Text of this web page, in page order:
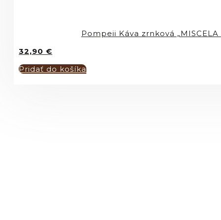
Pompeii Káva zrnková „MISCELA
32,90 €
Pridať do košíka